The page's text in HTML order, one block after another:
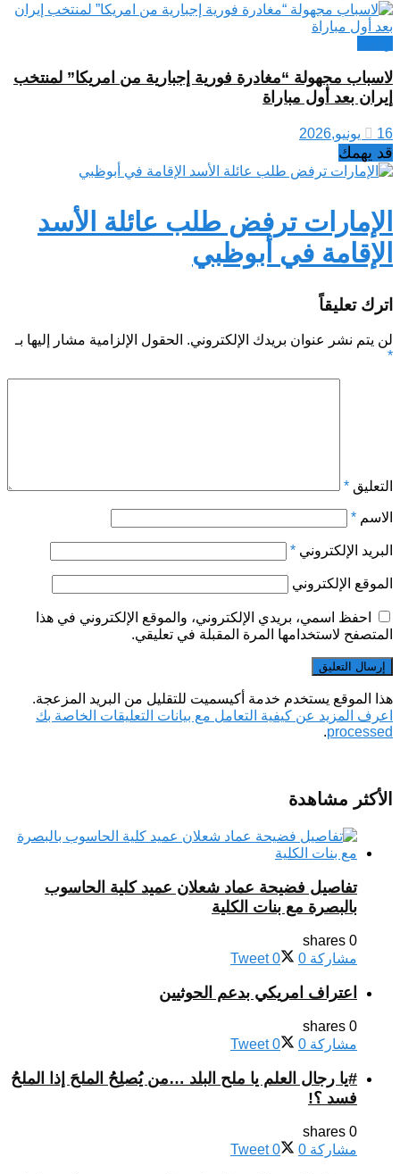
لاسباب مجهولة “مغادرة فورية إجبارية من امريكا” لمنتخب
إيران بعد أول مباراة
16 يونيو,2026
قد يهمك
الإمارات ترفض طلب عائلة الأسد
الإقامة في أبوظبي
اترك تعليقاً
لن يتم نشر عنوان بريدك الإلكتروني. الحقول الإلزامية مشار إليها بـ
*
التعليق *
الاسم *
البريد الإلكتروني *
الموقع الإلكتروني
احفظ اسمي، بريدي الإلكتروني، والموقع الإلكتروني في هذا
المتصفح لاستخدامها المرة المقبلة في تعليقي.
هذا الموقع يستخدم خدمة أكيسميت للتقليل من البريد المزعجة.
اعرف المزيد عن كيفية التعامل مع بيانات التعليقات الخاصة بك
processed
.
الأكثر مشاهدة
تفاصيل فضيحة عماد شعلان عميد كلية الحاسوب
بالبصرة مع بنات الكلية
0 shares
مشاركة 0
Tweet 0
اعتراف امريكي بدعم الحوثيين
0 shares
مشاركة 0
Tweet 0
#يا رجال العلم يا ملح البلد …من يُصلِحُ الملحَ إذا الملحُ
فسد ؟!
0 shares
مشاركة 0
Tweet 0